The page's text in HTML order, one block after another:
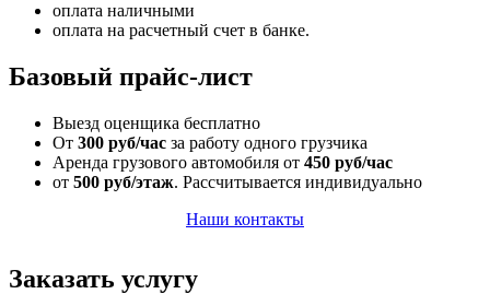
оплата наличными
оплата на расчетный счет в банке.
Базовый прайс-лист
Выезд оценщика бесплатно
От 300 руб/час за работу одного грузчика
Аренда грузового автомобиля от 450 руб/час
от 500 руб/этаж. Рассчитывается индивидуально
Наши контакты
Заказать услугу